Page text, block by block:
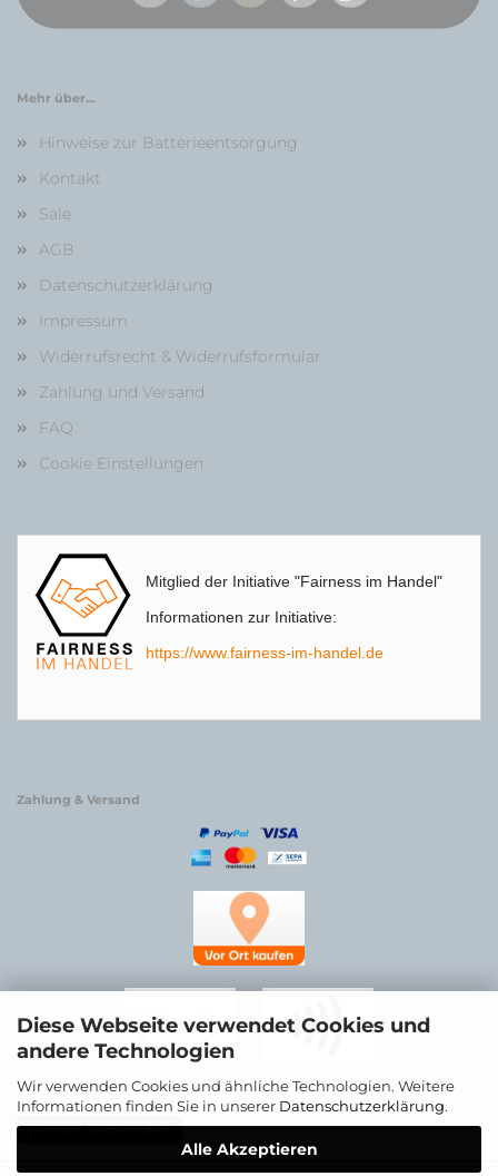
Diese Webseite verwendet Cookies und
andere Technologien
Wir verwenden Cookies und ähnliche Technologien. Weitere
Informationen finden Sie in unserer Datenschutzerklärung.
Alle Akzeptieren
Mehr über...
Hinweise zur Batterieentsorgung
Kontakt
Sale
AGB
Datenschutzerklärung
Impressum
Widerrufsrecht & Widerrufsformular
Zahlung und Versand
FAQ
Cookie Einstellungen
Mitglied der Initiative "Fairness im Handel"
Informationen zur Initiative:
https://www.fairness-im-handel.de
Zahlung & Versand
Vertrag widerrufen